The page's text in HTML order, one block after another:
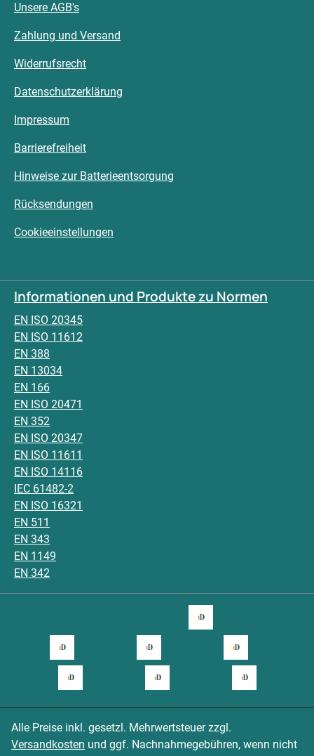
Unsere AGB's
Zahlung und Versand
Widerrufsrecht
Datenschutzerklärung
Impressum
Barrierefreiheit
Hinweise zur Batterieentsorgung
Rücksendungen
Cookieeinstellungen
Informationen und Produkte zu Normen
EN ISO 20345
EN ISO 11612
EN 388
EN 13034
EN 166
EN ISO 20471
EN 352
EN ISO 20347
EN ISO 11611
EN ISO 14116
IEC 61482-2
EN ISO 16321
EN 511
EN 343
EN 1149
EN 342
Alle Preise inkl. gesetzl. Mehrwertsteuer zzgl.
Versandkosten und ggf. Nachnahmegebühren, wenn nicht